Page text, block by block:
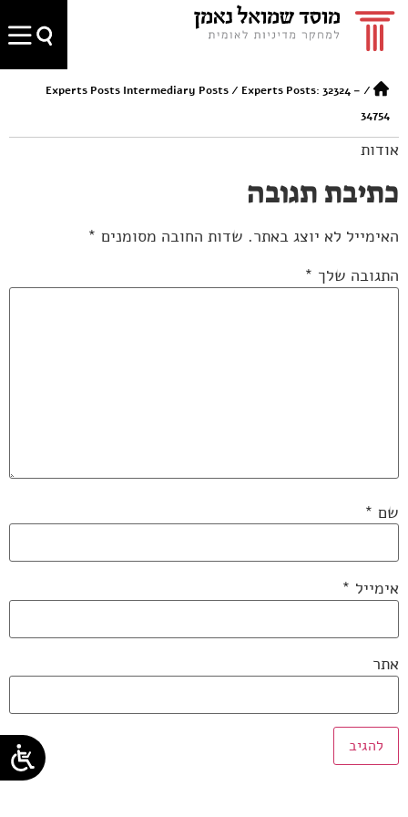
/
Experts Posts Intermediary Posts/ Experts Posts: 32324 –
34754
אודות
כתיבת תגובה
האימייל לא יוצג באתר. שדות החובה מסומנים *
התגובה שלך *
שם *
אימייל *
אתר